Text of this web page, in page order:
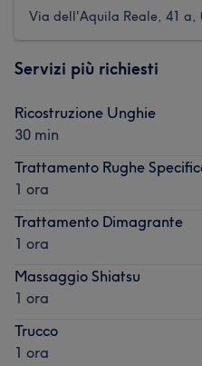
Via dell'Aquila Reale, 41 a,
Servizi più richiesti
Ricostruzione Unghie
30 min
Trattamento Rughe
1 ora
Trattamento Dimagrante
1 ora
Massaggio Shiatsu
1 ora
Trucco
1 ora